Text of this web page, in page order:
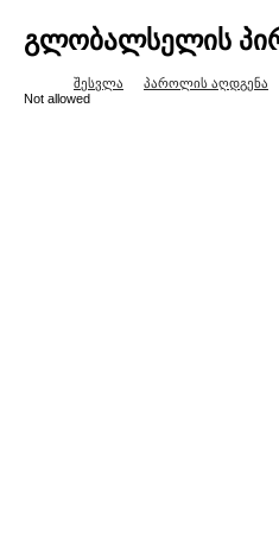
გლობალსელის
შესვლა
პაროლის აღდგენა
Not allowed